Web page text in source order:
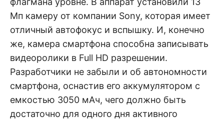
Мп камеру от компании Sony, которая имеет
отличный автофокус и вспышку. И, конечно
же, камера смартфона способна записывать
видеоролики в Full HD разрешении.
Разработчики не забыли и об автономности
смартфона, оснастив его аккумулятором с
емкостью 3050 мАч, чего должно быть
достаточно для одного дня активного